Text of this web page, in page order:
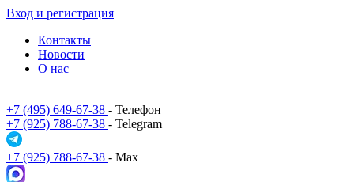
Вход и регистрация
Контакты
Новости
О нас
+7 (495) 649-67-38 - Телефон
+7 (925) 788-67-38 - Telegram
+7 (925) 788-67-38 - Max